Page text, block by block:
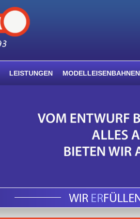
LEISTUNGEN MODELLEISENBAHNEN